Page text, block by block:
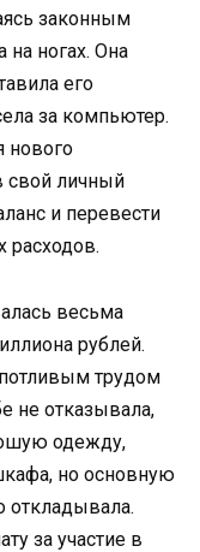
законным
ногах. Она
его
за компьютер.
нового
свой личный
и перевести
расходов.
весьма
рублей.
трудом
не отказывала,
одежду,
но основную
откладывала.
за участие в